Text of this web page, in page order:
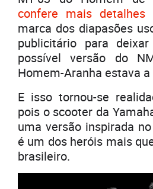
confere mais detalhes
marca dos diapasões
publicitário para
possível versão do
Homem-Aranha estava
E isso tornou-se
pois o scooter da
uma versão inspirada
é um dos heróis mais
brasileiro.